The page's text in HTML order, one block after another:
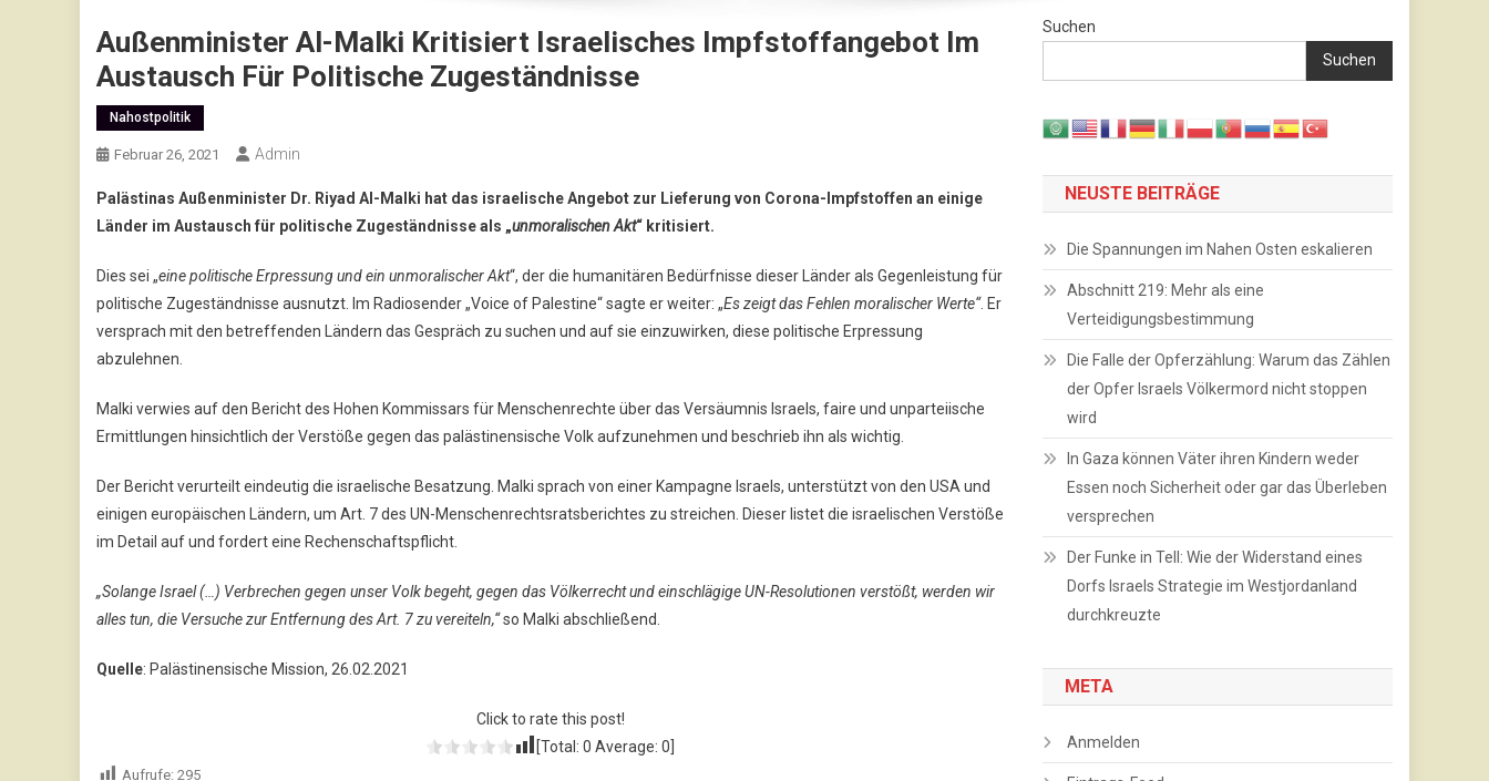
Außenminister Al-Malki Kritisiert Israelisches Impfstoffangebot Im
Austausch Für Politische Zugeständnisse
Nahostpolitik
Februar 26, 2021 Admin
Palästinas Außenminister Dr. Riyad Al-Malki hat das israelische Angebot zur Lieferung von Corona-Impfstoffen an einige
Länder im Austausch für politische Zugeständnisse als „unmoralischen Akt“ kritisiert.
Dies sei „eine politische Erpressung und ein unmoralischer Akt“, der die humanitären Bedürfnisse dieser Länder als Gegenleistung für
politische Zugeständnisse ausnutzt. Im Radiosender „Voice of Palestine“ sagte er weiter: „Es zeigt das Fehlen moralischer Werte“. Er
versprach mit den betreffenden Ländern das Gespräch zu suchen und auf sie einzuwirken, diese politische Erpressung
abzulehnen.
Malki verwies auf den Bericht des Hohen Kommissars für Menschenrechte über das Versäumnis Israels, faire und unparteiische
Ermittlungen hinsichtlich der Verstöße gegen das palästinensische Volk aufzunehmen und beschrieb ihn als wichtig.
Der Bericht verurteilt eindeutig die israelische Besatzung. Malki sprach von einer Kampagne Israels, unterstützt von den USA und
einigen europäischen Ländern, um Art. 7 des UN-Menschenrechtsratsberichtes zu streichen. Dieser listet die israelischen Verstöße
im Detail auf und fordert eine Rechenschaftspflicht.
„Solange Israel (…) Verbrechen gegen unser Volk begeht, gegen das Völkerrecht und einschlägige UN-Resolutionen verstößt, werden wir
alles tun, die Versuche zur Entfernung des Art. 7 zu vereiteln,“so Malki abschließend.
Quelle: Palästinensische Mission, 26.02.2021
Click to rate this post!
[Total: 0 Average: 0
Aufrufe: 295
Suchen
Suchen
NEUSTE BEITRÄGE
Die Spannungen im Nahen Osten eskalieren
Abschnitt 219: Mehr als eine
Verteidigungsbestimmung
Die Falle der Opferzählung: Warum das Zählen
der Opfer Israels Völkermord nicht stoppen
wird
In Gaza können Väter ihren Kindern weder
Essen noch Sicherheit oder gar das Überleben
versprechen
Der Funke in Tell: Wie der Widerstand eines
Dorfs Israels Strategie im Westjordanland
durchkreuzte
META
Anmelden